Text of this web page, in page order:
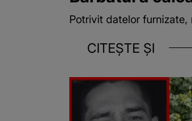
Potrivit datelor
CITEȘTE ȘI